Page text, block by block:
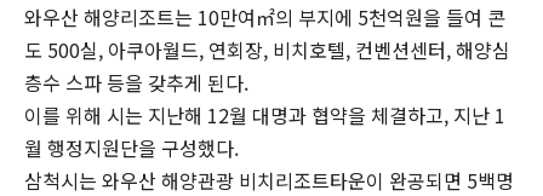
와우산 해양리조트는 10만여㎡의 부지에 5천억원을 들여 콘
도 500실, 아쿠아월드, 연회장, 비치호텔, 컨벤션센터, 해양심
층수 스파 등을 갖추게 된다.
이를 위해 시는 지난해 12월 대명과 협약을 체결하고, 지난 1
월 행정지원단을 구성했다.
삼척시는 와우산 해양관광 비치리조트타운이 완공되면 5백명